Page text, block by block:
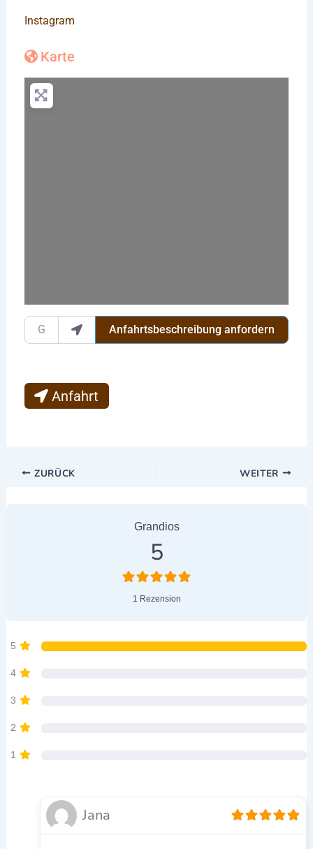
Instagram
Karte
Gib deinen Standort ein.Anfahrtsbeschreibung anfordern
Anfahrt
ZURÜCK WEITER
Grandios
5
1 Rezension
5
4
3
2
1
Jana